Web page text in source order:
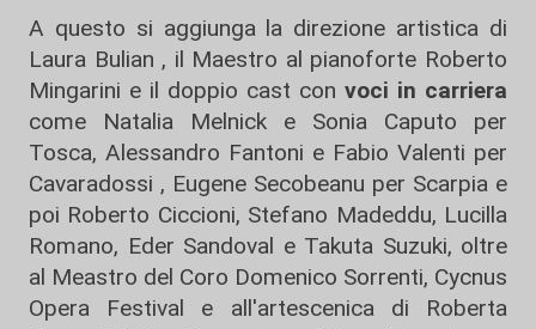
A questo si aggiunga la direzione artistica di
Laura Bulian , il Maestro al pianoforte Roberto
Mingarini e il doppio cast con voci in carriera
come Natalia Melnick e Sonia Caputo per
Tosca, Alessandro Fantoni e Fabio Valenti per
Cavaradossi , Eugene Secobeanu per Scarpia e
poi Roberto Ciccioni, Stefano Madeddu, Lucilla
Romano, Eder Sandoval e Takuta Suzuki, oltre
al Meastro del Coro Domenico Sorrenti, Cycnus
Opera Festival e all'artescenica di Roberta